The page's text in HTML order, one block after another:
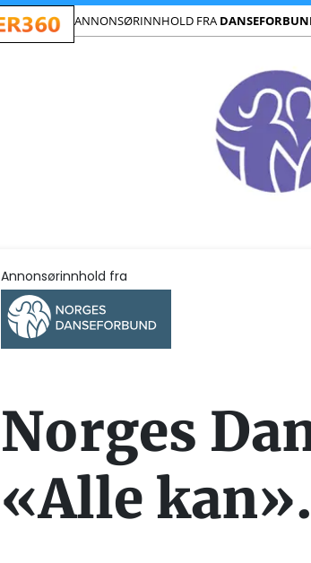
ANNONSØRINNHOLD FRA
Annonsørinnhold fra
Norges
«Alle kan».